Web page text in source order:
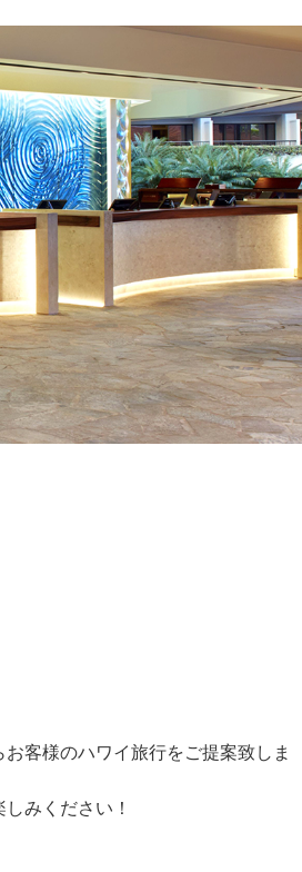
客様のハワイ旅行をご提案致しま
みください！